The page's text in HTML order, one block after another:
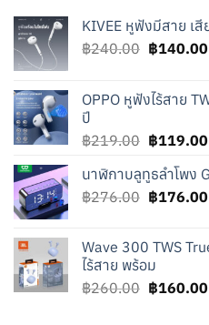
KIVEE หูฟังมีสาย เ
฿240.00 Original
฿240.00.
฿140.00
OPPO หูฟังไร้สาย
ปี
฿219.00 Original
was:
฿219.00.
฿119.00
นาฬิกาบลูทูธลำโพง
฿276.00 Original
฿276.00.
฿176.00
Wave 300 TWS
ไร้สาย พร้อม
฿260.00 Original
฿160.00